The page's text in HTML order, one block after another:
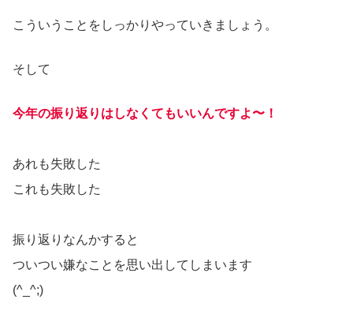
こういうことをしっかりやっていきましょう。
そして
今年の振り返りはしなくてもいいんですよ〜！
あれも失敗した
これも失敗した
振り返りなんかすると
ついつい嫌なことを思い出してしまいます
(^_^;)